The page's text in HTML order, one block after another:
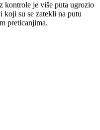
kontrole je više puta ugrozio
koji su se zatekli na putu
preticanjima.